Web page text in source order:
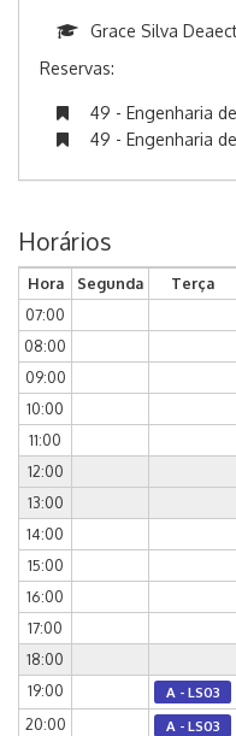
Grace Silva
Reservas:
49 - Engenharia
49 - Engenharia
Horários
Hora Segunda Terça
07:00
08:00
09:00
10:00
11:00
12:00
13:00
14:00
15:00
16:00
17:00
18:00
19:00
A - LS03
20:00 A - LS03